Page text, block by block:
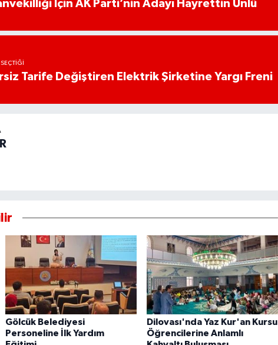
İçin AK Parti’nin Adayı Hayrettin Ünlü
Tarife Değiştiren Elektrik Şirketine Yargı Freni
Gölcük Belediyesi
Personeline İlk Yardım
Dilovası'nda Yaz Kur'an Kursu
Öğrencilerine Anlamlı